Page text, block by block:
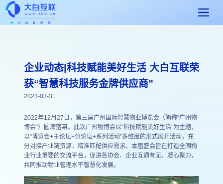
企业动态|科技赋能美好生活 大白互联荣
获“智慧科技服务金牌供应商”
2023-03-31
2022年12月27日，第三届广州国际智慧物业博览会（简称“广州物
博会”）圆满落幕。此次广州物博会以“科技赋能美好生活”为主题，
以“博览会+主论坛+分论坛+系列活动”多维度的形式展开活动，充
分对接产业链资源，精准匹配供应需求。本届盛会旨在打造全国物
业行业重要的交流平台，促进各协会、企业互通有无，凝心聚力，
共同推动物业管理水平智慧化发展。